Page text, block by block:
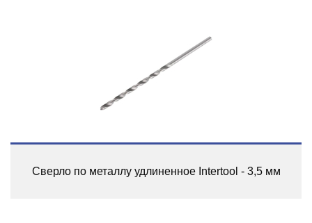
Сверло по металлу удлиненное Intertool - 3,5 мм